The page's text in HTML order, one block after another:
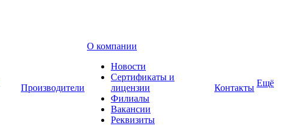
Производители
О компании
Новости
Сертификаты и
лицензии
Филиалы
Вакансии
Реквизиты
Контакты Ещё